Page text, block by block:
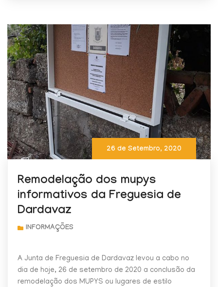
26 de Setembro, 2020
Remodelação dos mupys
informativos da Freguesia de
Dardavaz
A Junta de Freguesia de Dardavaz levou a cabo no
dia de hoje, 26 de setembro de 2020 a conclusão da
remodelação dos MUPYS ou lugares de estilo